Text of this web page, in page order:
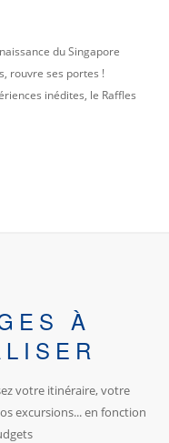
du Singapore
rouvre ses portes !
inédites, le Raffles
À
votre itinéraire, votre
excursions... en fonction